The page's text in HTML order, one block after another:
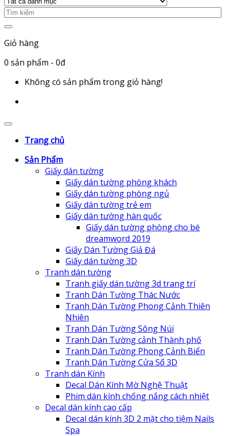
Giỏ hàng
0 sản phẩm - 0đ
Không có sản phẩm trong giỏ hàng!
Trang chủ
Sản Phẩm
Giấy dán tường
Giấy dán tường phòng khách
Giấy dán tường phòng ngủ
Giấy dán tường trẻ em
Giấy dán tường hàn quốc
Giấy dán tường phòng cho bé
dreamword 2019
Giấy Dán Tường Giả Đá
Giấy dán tường 3D
Tranh dán tường
Tranh giấy dán tường 3d trang trí
Tranh Dán Tường Thác Nước
Tranh Dán Tường Phong Cảnh Thiên
Nhiên
Tranh Dán Tường Sông Núi
Tranh Dán Tường cảnh Thành phố
Tranh Dán Tường Phong Cảnh Biển
Tranh Dán Tường Cửa Sổ 3D
Tranh dán Kính
Decal Dán Kính Mờ Nghệ Thuật
Phim dán kính chống nắng cách nhiệt
Decal dán kính cao cấp
Decal dán kính 3D 2 mặt cho tiệm Nails
Spa